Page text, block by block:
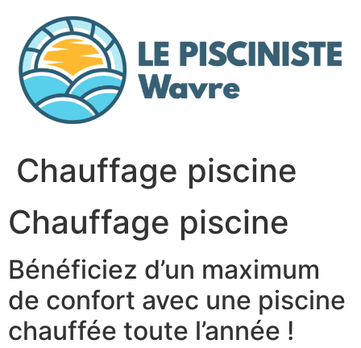
contenu
Chauffage piscine
Chauffage piscine
Bénéficiez d’un maximum
de confort avec une piscine
chauffée toute l’année !